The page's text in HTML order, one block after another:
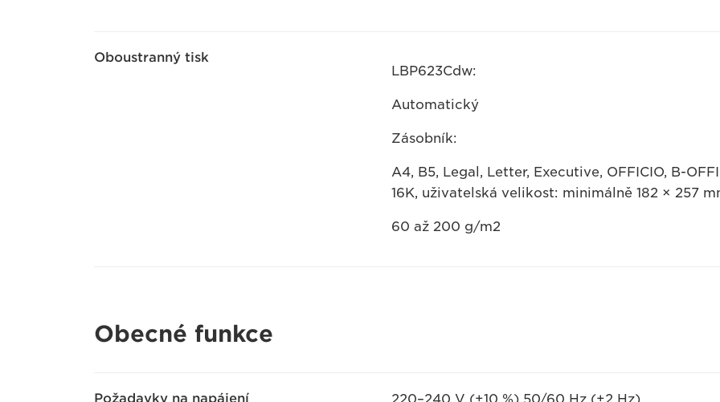
Oboustranný tisk
LBP623Cdw:
Automatický
Zásobník:
A4, B5, Legal, Letter, Executive, OFFICIO, B-
16K, uživatelská velikost: minimálně 182 × 257
60 až 200 g/m2
Obecné funkce
Požadavky na napájení